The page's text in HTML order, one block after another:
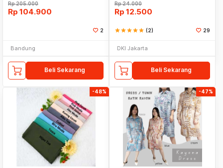
Rp205.000
Rp 104.900
2
Bandung
Beli Sekarang
Rp24.000
Rp 12.500
starstarstarstarstar (2) 29
DKI Jakarta
Beli Sekarang
-48% -47%